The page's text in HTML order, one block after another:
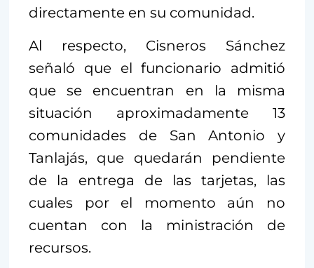
directamente en su comunidad.
Al respecto, Cisneros Sánchez
señaló que el funcionario admitió
que se encuentran en la misma
situación aproximadamente 13
comunidades de San Antonio y
Tanlajás, que quedarán pendiente
de la entrega de las tarjetas, las
cuales por el momento aún no
cuentan con la ministración de
recursos.